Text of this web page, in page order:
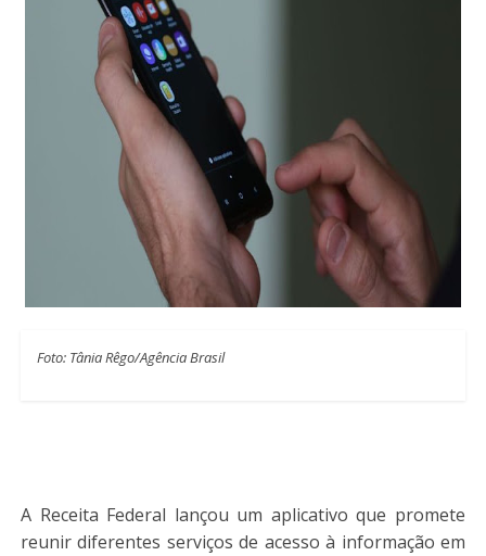
Foto: Tânia Rêgo/Agência Brasil
A Receita Federal lançou um aplicativo que promete
reunir diferentes serviços de acesso à informação em